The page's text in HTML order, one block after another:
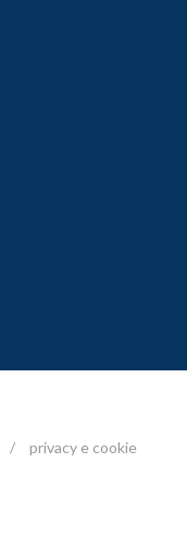
/
privacy e cookie